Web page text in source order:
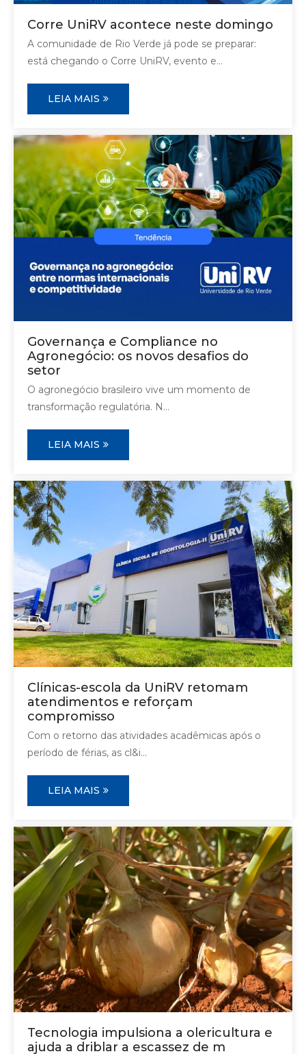
Corre UniRV acontece neste domingo
A comunidade de Rio Verde já pode se preparar:
está chegando o Corre UniRV, evento e...
LEIA MAIS
Governança e Compliance no
Agronegócio: os novos desafios do
setor
O agronegócio brasileiro vive um momento de
transformação regulatória. N...
LEIA MAIS
Clínicas-escola da UniRV retomam
atendimentos e reforçam
compromisso
Com o retorno das atividades acadêmicas após o
período de férias, as cl&i...
LEIA MAIS
Tecnologia impulsiona a olericultura e
ajuda a driblar a escassez de m